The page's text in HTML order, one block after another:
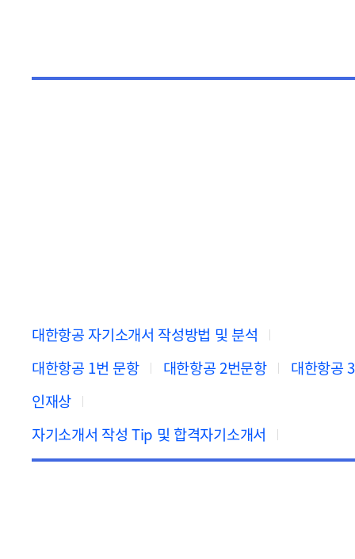
대한항공 자기소개서 작성방법 및 분석
대한항공 1번 문항
대한항공 2번문항
대한항공
인재상
자기소개서 작성 Tip 및 합격자기소개서